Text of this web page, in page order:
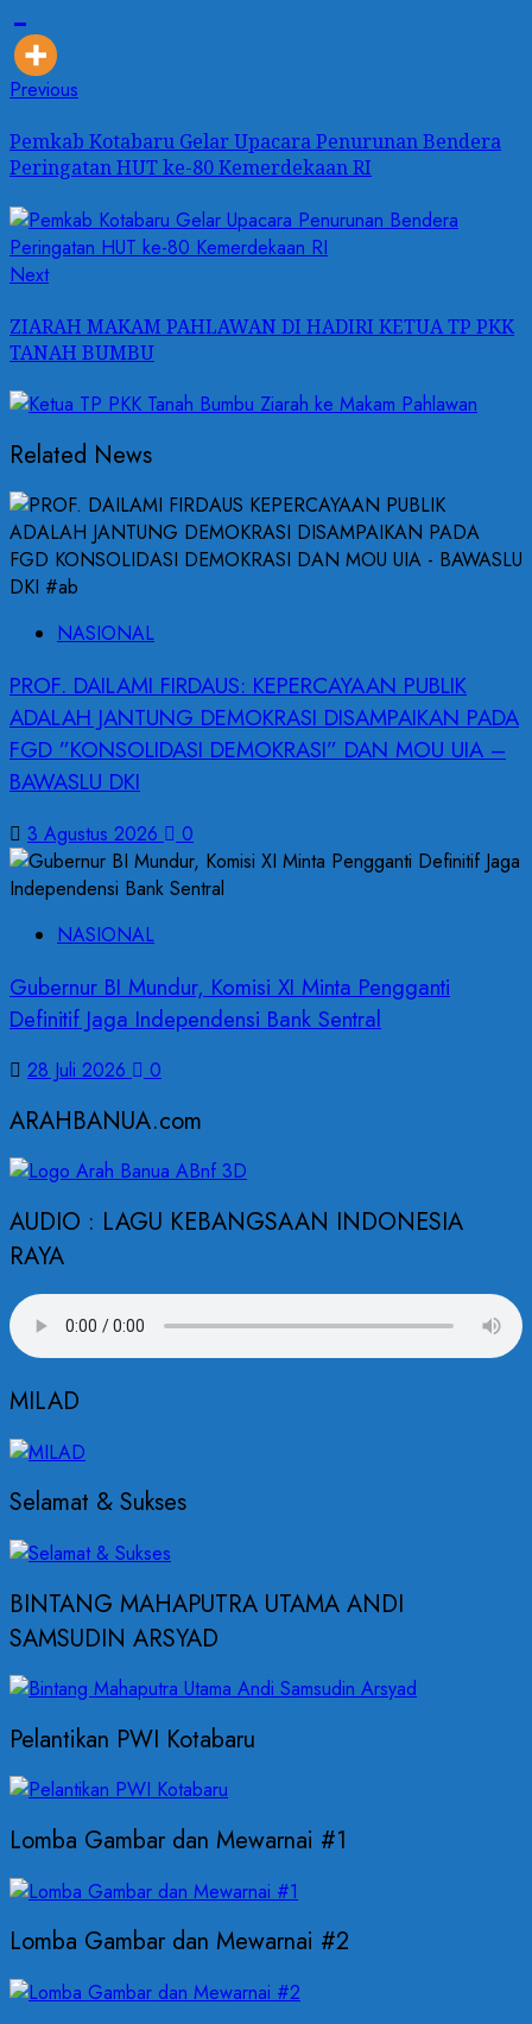
Previous
Pemkab Kotabaru Gelar Upacara Penurunan Bendera
Peringatan HUT ke-80 Kemerdekaan RI
Next
ZIARAH MAKAM PAHLAWAN DI HADIRI KETUA TP PKK
TANAH BUMBU
Related News
NASIONAL
PROF. DAILAMI FIRDAUS: KEPERCAYAAN PUBLIK
ADALAH JANTUNG DEMOKRASI DISAMPAIKAN PADA
FGD ”KONSOLIDASI DEMOKRASI” DAN MOU UIA –
BAWASLU DKI
3 Agustus 2026 0
NASIONAL
Gubernur BI Mundur, Komisi XI Minta Pengganti
Definitif Jaga Independensi Bank Sentral
28 Juli 2026 0
ARAHBANUA.com
AUDIO : LAGU KEBANGSAAN INDONESIA
RAYA
MILAD
Selamat & Sukses
BINTANG MAHAPUTRA UTAMA ANDI
SAMSUDIN ARSYAD
Pelantikan PWI Kotabaru
Lomba Gambar dan Mewarnai #1
Lomba Gambar dan Mewarnai #2